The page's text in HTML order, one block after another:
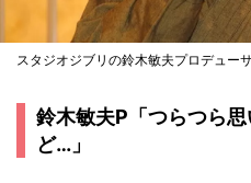
スタジオジブリの鈴木敏夫プロデュー
鈴木敏夫P「つらつら
ど…」